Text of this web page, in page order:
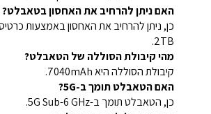
האם ניתן להרחיב את האחסון בטאבלט?
2TB.
מהי קיבולת הסוללה של הטאבלט?
קיבולת הסוללה היא 7040mAh.
האם הטאבלט תומך ב-5G?
כן, הטאבלט תומך ב-5G Sub-6 GHz.